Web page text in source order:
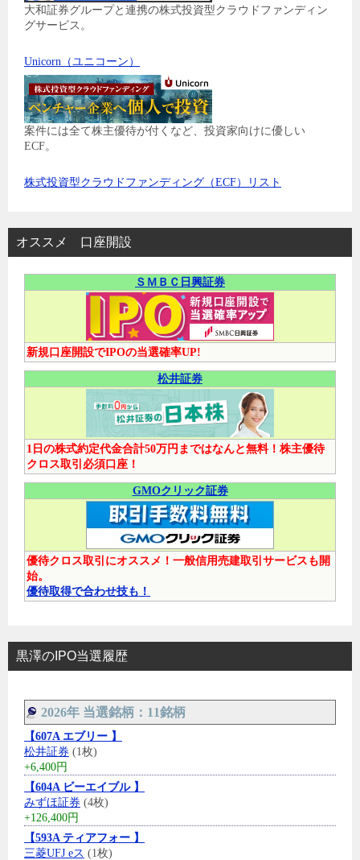
大和証券グループと連携の株式投資型クラウドファンディン
グサービス。
Unicorn（ユニコーン）
案件には全て株主優待が付くなど、投資家向けに優しい
ECF。
株式投資型クラウドファンディング（ECF）リスト
オススメ 口座開設
ＳＭＢＣ日興証券
新規口座開設でIPOの当選確率UP!
松井証券
1日の株式約定代金合計50万円まではなんと無料！株主優待
クロス取引必須口座！
GMOクリック証券
優待クロス取引にオススメ！一般信用売建取引サービスも開
始。
優待取得で合わせ技も！
黒澤のIPO当選履歴
2026年 当選銘柄：11銘柄
【607A エブリー 】
松井証券 (1枚)
+6,400円
【604A ビーエイブル 】
みずほ証券 (4枚)
+126,400円
【593A ティアフォー 】
三菱UFJ eス (1枚)